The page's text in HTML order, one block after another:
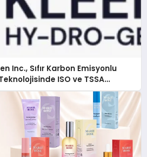
Inc., Sıfır Karbon Emisyonlu
ISO ve TSSA
Aldı